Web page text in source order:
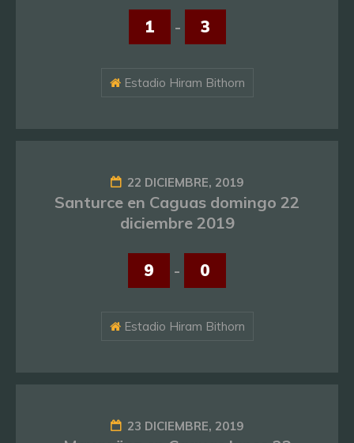
1 - 3
Estadio Hiram Bithorn
22 DICIEMBRE, 2019
Santurce en Caguas domingo 22
diciembre 2019
9 - 0
Estadio Hiram Bithorn
23 DICIEMBRE, 2019